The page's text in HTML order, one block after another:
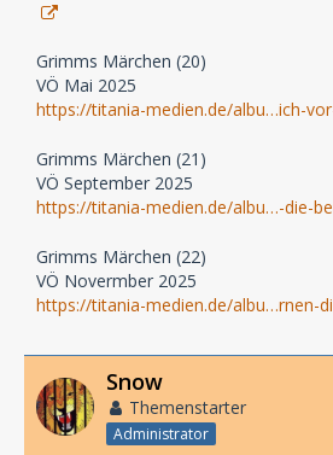
Grimms Märchen (20)
VÖ Mai 2025
https://titania-medien.de/albu…ich-
Grimms Märchen (21)
VÖ September 2025
https://titania-medien.de/albu…-die-
Grimms Märchen (22)
VÖ Novermber 2025
https://titania-medien.de/albu…rnen-
Snow
Themenstarter
Administrator